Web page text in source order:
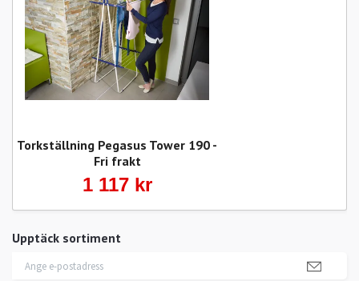
Upptäck sortiment
Torkställning Pegasus Tower 190 -
Fri frakt
1 117 kr